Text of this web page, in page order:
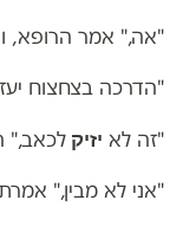
"אה," אמר הרופא,
"הדרכה בצחצוח
"זה לא יזיק לכאב,"
"אני לא מבין,"